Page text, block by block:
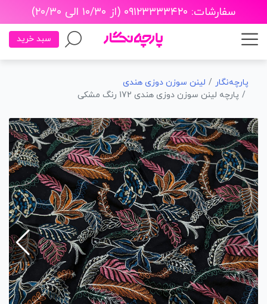
سفارشات: ۰۹۱۲۳۳۳۳۴۲۰ (از ۱۰/۳۰ الی ۲۰/۳۰)
سبد خرید
پارچه‌نگار
لینن سوزن دوزی هندی
پارچه لینن سوزن دوزی هندی 172 رنگ مشکی